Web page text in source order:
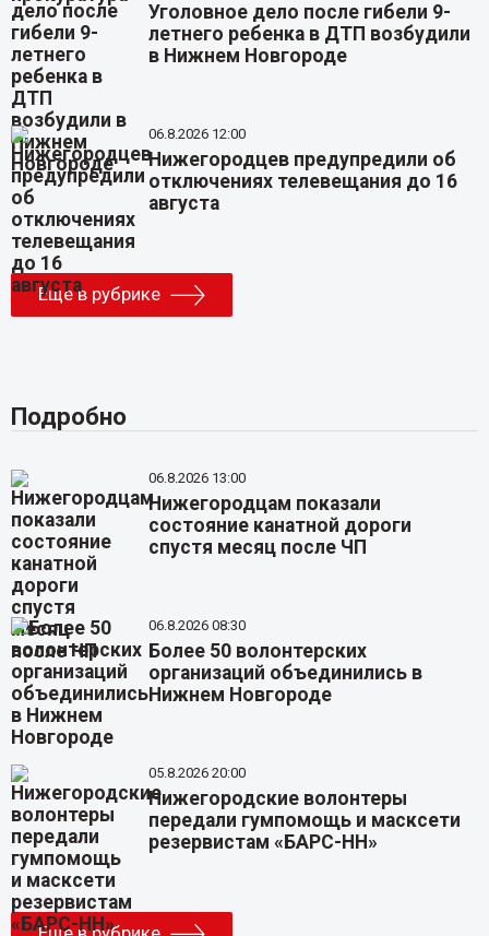
Уголовное дело после гибели 9-
летнего ребенка в ДТП возбудили
в Нижнем Новгороде
06.8.2026 12:00
Нижегородцев предупредили об
отключениях телевещания до 16
августа
Еще в рубрике
Подробно
06.8.2026 13:00
Нижегородцам показали
состояние канатной дороги
спустя месяц после ЧП
06.8.2026 08:30
Более 50 волонтерских
организаций объединились в
Нижнем Новгороде
05.8.2026 20:00
Нижегородские волонтеры
передали гумпомощь и масксети
резервистам «БАРС-НН»